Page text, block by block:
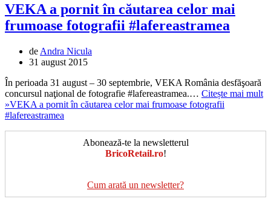
VEKA a pornit în căutarea celor mai
frumoase fotografii #lafereastramea
de Andra Nicula
31 august 2015
În perioada 31 august – 30 septembrie, VEKA România desfăşoară
concursul naţional de fotografie #lafereastramea.… Citește mai mult
»VEKA a pornit în căutarea celor mai frumoase fotografii
#lafereastramea
Abonează-te la newsletterul
BricoRetail.ro!
Cum arată un newsletter?